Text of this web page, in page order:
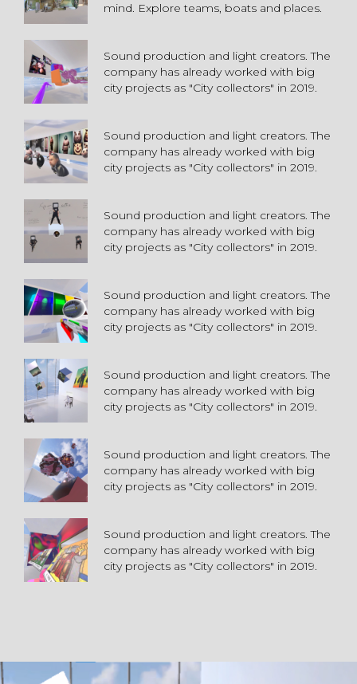
mind. Explore teams, boats and places.
Sound production and light creators. The
company has already worked with big
city projects as "City collectors" in 2019.
Sound production and light creators. The
company has already worked with big
city projects as "City collectors" in 2019.
Sound production and light creators. The
company has already worked with big
city projects as "City collectors" in 2019.
Sound production and light creators. The
company has already worked with big
city projects as "City collectors" in 2019.
Sound production and light creators. The
company has already worked with big
city projects as "City collectors" in 2019.
Sound production and light creators. The
company has already worked with big
city projects as "City collectors" in 2019.
Sound production and light creators. The
company has already worked with big
city projects as "City collectors" in 2019.